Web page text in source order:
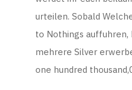
urteilen. Sobald
to Nothings auffuhren,
mehrere Silver
one hundred